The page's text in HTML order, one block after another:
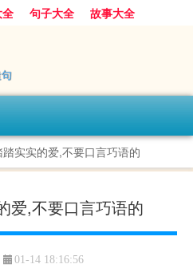
句子大全
故事大全
实实的爱,不要口言巧语的
爱,不要口言巧语的
01-14 18:16:56